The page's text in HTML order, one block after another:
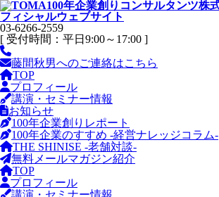
03-6266-2559
[ 受付時間：平日9:00～17:00 ]
藤間秋男へのご連絡はこちら
TOP
プロフィール
講演・セミナー情報
お知らせ
100年企業創りレポート
100年企業のすすめ -経営ナレッジコラム-
THE SHINISE -老舗対談-
無料メールマガジン紹介
TOP
プロフィール
講演・セミナー情報